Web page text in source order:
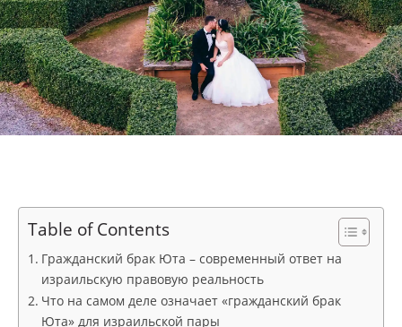
Table of Contents
Гражданский брак Юта – современный ответ на
израильскую правовую реальность
Что на самом деле означает «гражданский брак
Юта» для израильской пары